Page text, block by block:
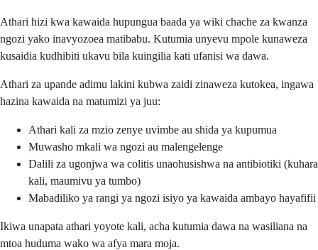
Athari hizi kwa kawaida hupungua baada ya wiki chache za kwanza
ngozi yako inavyozoea matibabu. Kutumia unyevu mpole kunaweza
kusaidia kudhibiti ukavu bila kuingilia kati ufanisi wa dawa.
Athari za upande adimu lakini kubwa zaidi zinaweza kutokea, ingawa
hazina kawaida na matumizi ya juu:
Athari kali za mzio zenye uvimbe au shida ya kupumua
Muwasho mkali wa ngozi au malengelenge
Dalili za ugonjwa wa colitis unaohusishwa na antibiotiki (kuhara
kali, maumivu ya tumbo)
Mabadiliko ya rangi ya ngozi isiyo ya kawaida ambayo hayafifii
Ikiwa unapata athari yoyote kali, acha kutumia dawa na wasiliana na
mtoa huduma wako wa afya mara moja.